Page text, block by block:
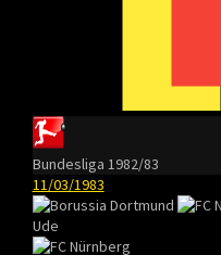
Bundesliga 1982/83
11/03/1983
Ude